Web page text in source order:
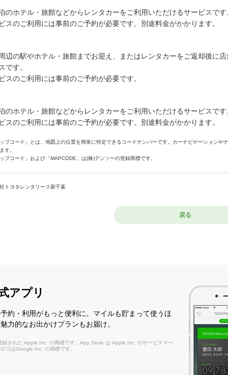
のホテル・旅館などからレンタカーをご利用いただけるサービスです
スのご利用には事前のご予約が必要です。別途料金がかかります。
辺の駅やホテル・旅館までお迎え、またはレンタカーをご返却後に
です。
スのご利用には事前のご予約が必要です。
のホテル・旅館などからレンタカーをご利用いただけるサービスです
スのご利用には事前のご予約が必要です。別途料金がかかります。
プコード」とは、地図上の位置を簡単に特定できるコードナンバーです。カーナビゲーションや
す。
プコード」および「MAPCODE」は(株)デンソーの登録商標です。
トヨタレンタリース新千葉
戻る
アプリ
約・利用がもっと便利に。マイルも貯まって使うほ
力的なお出かけプランもお届け。
された Apple Inc. の商標です。App Store は Apple Inc. のサービスマー
ゴはGoogle Inc. の商標です。